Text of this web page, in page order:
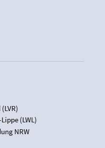
(LWL)
NRW